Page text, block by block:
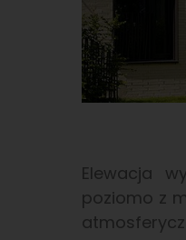
Elewacja
poziomo z